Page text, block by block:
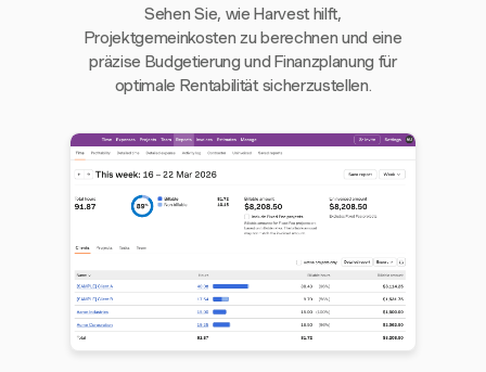
Sehen Sie, wie Harvest hilft,
Projektgemeinkosten zu berechnen und eine
präzise Budgetierung und Finanzplanung für
optimale Rentabilität sicherzustellen.